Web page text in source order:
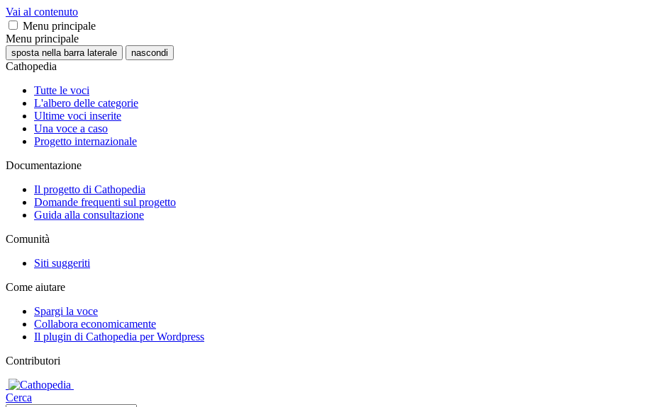
Vai al contenuto
Menu principale
Menu principale
sposta nella barra laterale nascondi
Cathopedia
Tutte le voci
L'albero delle categorie
Ultime voci inserite
Una voce a caso
Progetto internazionale
Documentazione
Il progetto di Cathopedia
Domande frequenti sul progetto
Guida alla consultazione
Comunità
Siti suggeriti
Come aiutare
Spargi la voce
Collabora economicamente
Il plugin di Cathopedia per Wordpress
Contributori
Cerca